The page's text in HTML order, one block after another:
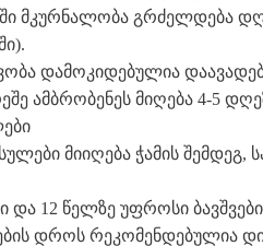
მკურნალობა გრძელდება
დამოკიდებულია
ამბრობენეს მიღება 4-5
მიიღება ჭამის
12 წელზე უფროსი
დროს რეკომენდებულია